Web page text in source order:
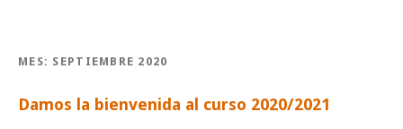
MES: SEPTIEMBRE 2020
Damos la bienvenida al curso 2020/2021